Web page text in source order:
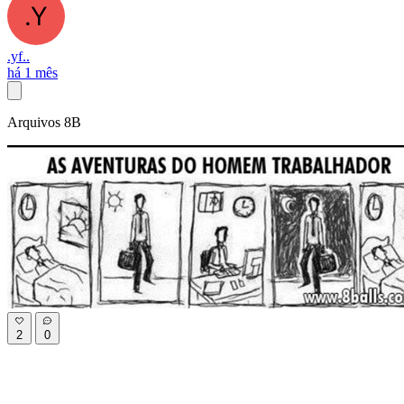
.yf..
há 1 mês
Arquivos 8B
2 0